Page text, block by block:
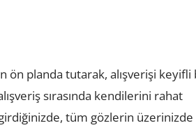
planda tutarak, alışverişi keyifli
sırasında kendilerini rahat
tüm gözlerin